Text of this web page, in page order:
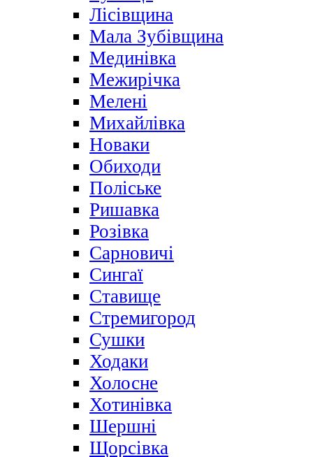
Лісівщина
Мала Зубівщина
Мединівка
Межирічка
Мелені
Михайлівка
Новаки
Обиходи
Поліське
Ришавка
Розівка
Сарновичі
Сингаї
Ставище
Стремигород
Сушки
Ходаки
Холосне
Хотинівка
Шершні
Щорсівка